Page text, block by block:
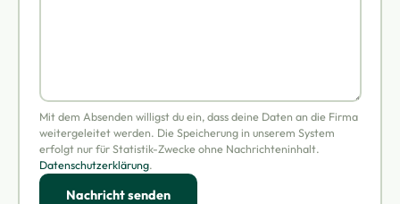
Mit dem Absenden willigst du ein, dass deine Daten an die Firma
weitergeleitet werden. Die Speicherung in unserem System
erfolgt nur für Statistik-Zwecke ohne Nachrichteninhalt.
Datenschutzerklärung.
Nachricht senden